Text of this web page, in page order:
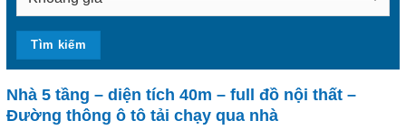
Nhà 5 tầng – diện tích 40m – full đồ nội thất –
Đường thông ô tô tải chạy qua nhà